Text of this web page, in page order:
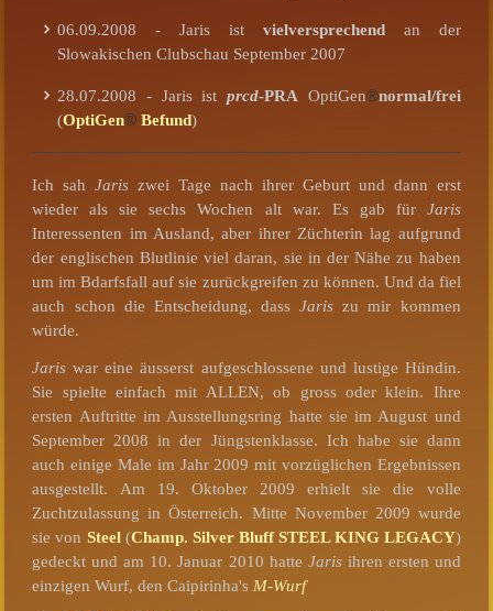
06.09.2008 - Jaris ist vielversprechendan der
Slowakischen Clubschau September 2007
28.07.2008 - Jaris ist prcd-PRA OptiGen®normal/frei
(OptiGen® Befund)
Ich sahJaris zwei Tage nach ihrer Geburt und dann erst
wieder als sie sechs Wochen alt war. Es gab für Jaris
Interessenten im Ausland, aber ihrer Züchterin lag aufgrund
der englischen Blutlinie viel daran, sie in der Nähe zu haben
um im Bdarfsfall auf sie zurückgreifen zu können. Und da fiel
auch schon die Entscheidung, dassJaris zu mir kommen
würde.
Jaris war eine äusserst aufgeschlossene und lustige Hündin.
Sie spielte einfach mit ALLEN, ob gross oder klein. Ihre
ersten Auftritte im Ausstellungsring hatte sie im August und
September 2008 in der Jüngstenklasse. Ich habe sie dann
auch einige Male im Jahr 2009 mit vorzüglichen Ergebnissen
ausgestellt. Am 19. Oktober 2009 erhielt sie die volle
Zuchtzulassung in Österreich. Mitte November 2009 wurde
sie von Steel (Champ. Silver Bluff STEEL KING LEGACY)
gedeckt und am 10. Januar 2010 hatte Jarisihren ersten und
einzigen Wurf, den Caipirinha's M-Wurf